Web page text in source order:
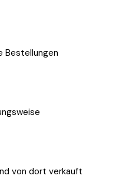
Bestellungen
von dort verkauft